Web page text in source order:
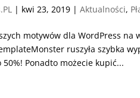
| kwi 23, 2019 |Aktualności,
motywów dla WordPress
ruszyła szybka
Ponadto możecie kupić...